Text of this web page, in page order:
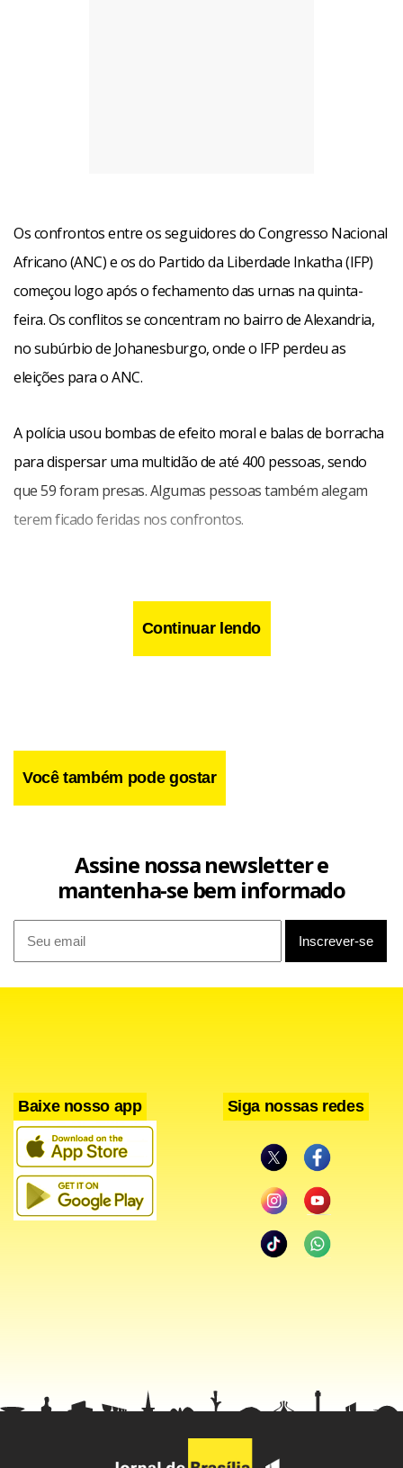
Os confrontos entre os seguidores do Congresso Nacional
Africano (ANC) e os do Partido da Liberdade Inkatha (IFP)
começou logo após o fechamento das urnas na quinta-
feira. Os conflitos se concentram no bairro de Alexandria,
no subúrbio de Johanesburgo, onde o IFP perdeu as
eleições para o ANC.
A polícia usou bombas de efeito moral e balas de borracha
para dispersar uma multidão de até 400 pessoas, sendo
que 59 foram presas. Algumas pessoas também alegam
terem ficado feridas nos confrontos.
Também neste sábado, foi divulgado o resultado final das
vitória da ANC, com 62,15%, seguido do principal partido de
Facebook
WhatsApp
LinkedIn
TwitterTelegram
Share
Continuar lendo
Você também pode gostar
Assine nossa newsletter e
mantenha-se bem informado
Baixe nosso app Siga nossas redes